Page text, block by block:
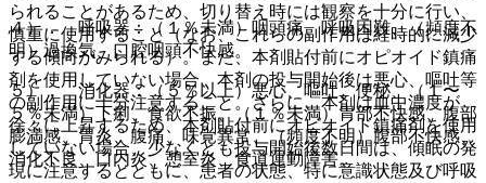
られることがあるため、切り替え時には観察を十分に行い、
慎重に使用すること（なお、これらの副作用は経時的に減少
する傾向がみられる）。また、本剤貼付前にオピオイド鎮痛
剤を使用していない場合、本剤の投与開始後は悪心、嘔吐等
の副作用に十分注意すること。さらに、本剤は血中濃度が
徐々に上昇するため、本剤貼付前にオピオイド鎮痛剤を使用
していない場合、少なくとも投与開始後数日間は、傾眠の発
現に注意するとともに、患者の状態、特に意識状態及び呼吸
４）． 呼吸器：（１％未満）咽頭痛、呼吸困難、（頻度不
明）過換気、口腔咽頭不快感。
５）． 消化器：（５％以上）悪心、嘔吐、便秘、（１〜
５％未満）下痢、食欲不振、（１％未満）胃部不快感、腹部
膨満感、胃炎、腹痛、味覚異常、（頻度不明）腹部不快感、
消化不良、口内炎、憩室炎、食道運動障害。